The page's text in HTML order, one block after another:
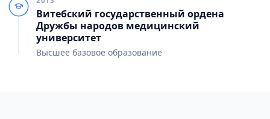
Витебский государственный ордена
Дружбы народов медицинский
университет
Высшее базовое образование